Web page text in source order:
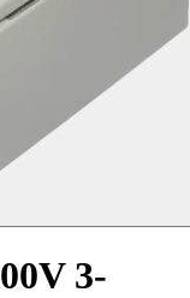
3-